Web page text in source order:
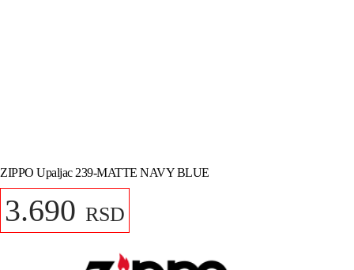
ZIPPO Upaljac 239-MATTE NAVY BLUE
3.690 RSD